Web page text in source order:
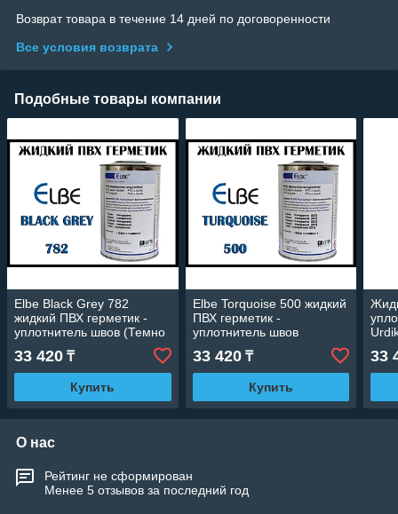
Возврат товара в течение 14 дней по договоренности
Все условия возврата
Подобные товары компании
Elbe Black Grey 782
жидкий ПВХ герметик -
уплотнитель швов (Темно
серый, 782)
33 420 ₸
Купить
Elbe Torquoise 500 жидкий
ПВХ герметик -
уплотнитель швов
(Бирюзовый, 500)
33 420₸
Купить
33
О нас
Рейтинг не сформирован
Менее 5 отзывов за последний год